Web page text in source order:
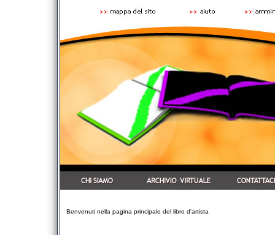
Benvenuti nella pagina principale del libro d'artista